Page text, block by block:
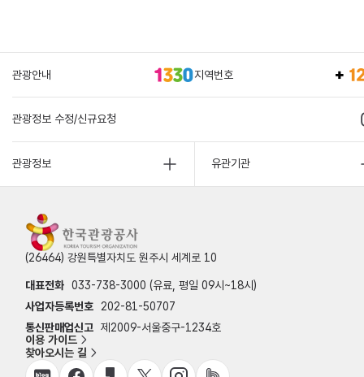
관광안내 지역번호
관광정보 수정/신규요청
관광정보 유관기관
(26464) 강원특별자치도 원주시 세계로 10
대표전화 033-738-3000 (유료, 평일 09시~18시)
사업자등록번호
202-81-50707
통신판매업신고 제2009-서울중구-1234호
이용 가이드
찾아오시는 길